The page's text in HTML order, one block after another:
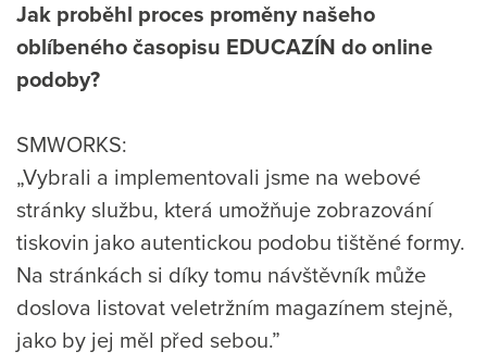
Jak proběhl proces proměny našeho
oblíbeného časopisu EDUCAZÍN do online
podoby?
SMWORKS:
„Vybrali a implementovali jsme na webové
stránky službu, která umožňuje zobrazování
tiskovin jako autentickou podobu tištěné formy.
Na stránkách si díky tomu návštěvník může
doslova listovat veletržním magazínem stejně,
jako by jej měl před sebou.”